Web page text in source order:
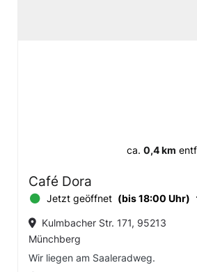
ca. 0,4 km
Café Dora
Jetzt geöffnet (bis 18:00 Uhr)
Kulmbacher Str. 171, 95213
Münchberg
Wir liegen am Saaleradweg.